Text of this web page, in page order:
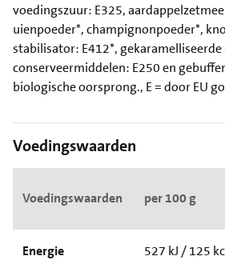
voedingszuur: E325,
uienpoeder*, champignonpoeder*,
stabilisator: E412*, gekaramelliseerde
conserveermiddelen: E250 en
biologische oorsprong., E = door EU
Voedingswaarden
Voedingswaarden per 100 g
Energie 527 kJ / 125